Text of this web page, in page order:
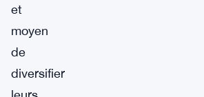
et
moyen
de
diversifier